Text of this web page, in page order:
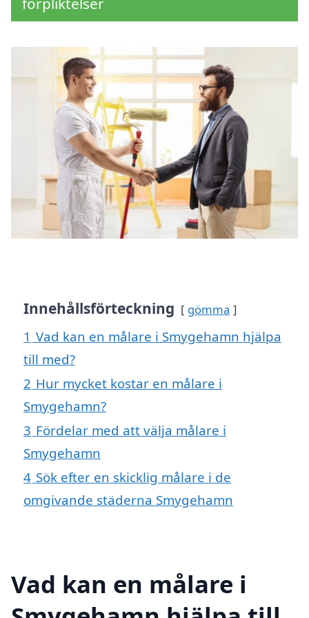
Innehållsförteckning gömma
1 Vad kan en målare i Smygehamn hjälpa
till med?
2 Hur mycket kostar en målare i
Smygehamn?
3 Fördelar med att välja målare i
Smygehamn
4 Sök efter en skicklig målare i de
omgivande städerna Smygehamn
Vad kan en målare i